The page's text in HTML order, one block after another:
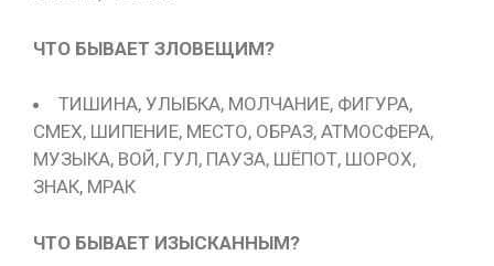
ЧТО БЫВАЕТ ЗЛОВЕЩИМ?
ТИШИНА, УЛЫБКА, МОЛЧАНИЕ, ФИГУРА,
СМЕХ, ШИПЕНИЕ, МЕСТО, ОБРАЗ, АТМОСФЕРА,
МУЗЫКА, ВОЙ, ГУЛ, ПАУЗА, ШЁПОТ, ШОРОХ,
ЗНАК, МРАК
ЧТО БЫВАЕТ ИЗЫСКАННЫМ?